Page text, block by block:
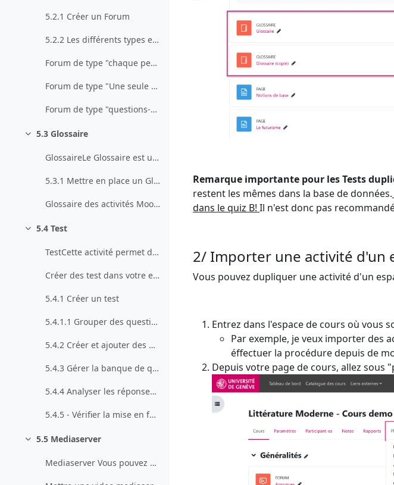
5.2.1 Créer un Forum
5.2.2 Les différents types et usages de forum
Forum de type "chaque personne lance une discussion unique"
Forum de type "Une seule discussion"
Forum de type "questions-réponses"
Collapse
5.3 Glossaire
GlossaireLe Glossaire est un outil intéressant par...
5.3.1 Mettre en place un Glossaire
Glossaire des activités Moodle
Collapse
5.4 Test
TestCette activité permet de créer des quizzes, po...
Créer des test dans votre espace de cours Moodle. ...
5.4.1 Créer un test
5.4.1.1 Grouper des questions d'un test
5.4.2 Créer et ajouter des nouvelles questions
5.4.3 Gérer la banque de questions NOUVEAU Moodle 5.0
5.4.4 Analyser les réponses du Test
5.4.5 - Vérifier la mise en forme des questions
Collapse
5.5 Mediaserver
Mediaserver Vous pouvez utiliser le plug-in medias...
Remarque importante pour les Tests
restent les mêmes dans la base de données.
dans le quiz B! Il n'est donc pas
2/ Importer une activité d'un
Vous pouvez dupliquer une activité d'un
Entrez dans l'espace de cours où vous
Par exemple, je veux importer des
éffectuer la procédure depuis de
Depuis votre page de cours, allez sous